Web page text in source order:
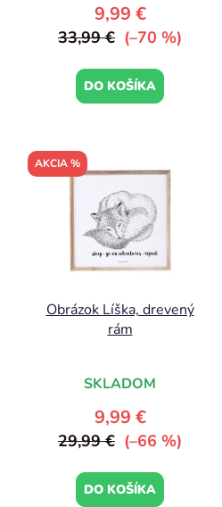
9,99 €
33,99 € (–70 %)
DO KOŠÍKA
AKCIA %
Obrázok Líška, drevený
rám
SKLADOM
9,99 €
29,99 € (–66 %)
DO KOŠÍKA